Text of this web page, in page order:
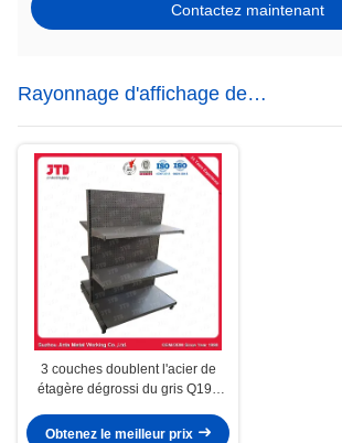
Contactez maintenant
Rayonnage d'affichage de
supermarché
3 couches doublent l'acier de
étagère dégrossi du gris Q195
Obtenez le meilleur prix